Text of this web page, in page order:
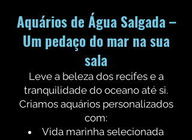
Aquários de Água Salgada –
Um pedaço do mar na sua
sala
Leve a beleza dos recifes e a
tranquilidade do oceano até si.
Criamos aquários personalizados
com:
Vida marinha selecionada